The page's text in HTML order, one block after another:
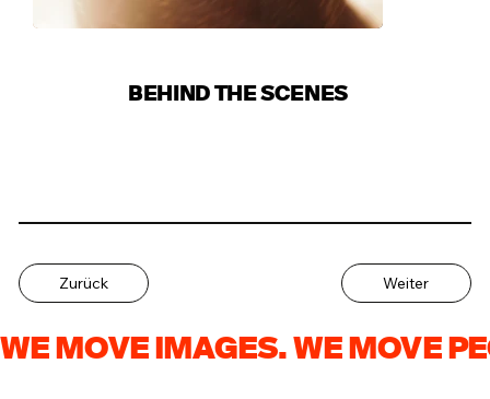
Zurück Weiter
BEHIND THE SCENES
WE MOVE IMAGES. WE MOVE